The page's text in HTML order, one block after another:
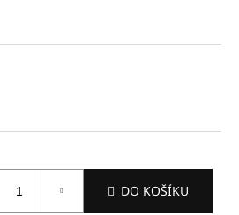
DO KOŠÍKU